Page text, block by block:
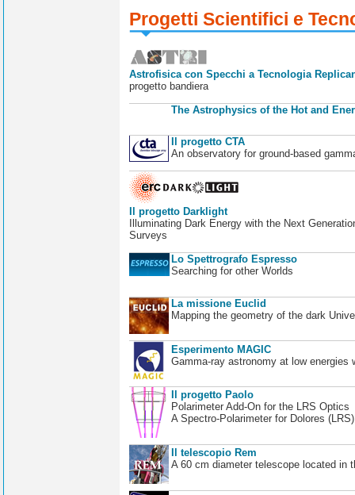
Progetti Scientifici e
Astrofisica con Specchi a Tecnologia
progetto bandiera
The Astrophysics of the Hot and
Il progetto CTA
An observatory for ground-based
Il progetto Darklight
Illuminating Dark Energy with the Next
Surveys
Lo Spettrografo Espresso
Searching for other Worlds
La missione Euclid
Mapping the geometry of the dark
Esperimento MAGIC
Gamma-ray astronomy at low energies
Il progetto Paolo
Polarimeter Add-On for the LRS Optics
A Spectro-Polarimeter for Dolores
Il telescopio Rem
A 60 cm diameter telescope located in